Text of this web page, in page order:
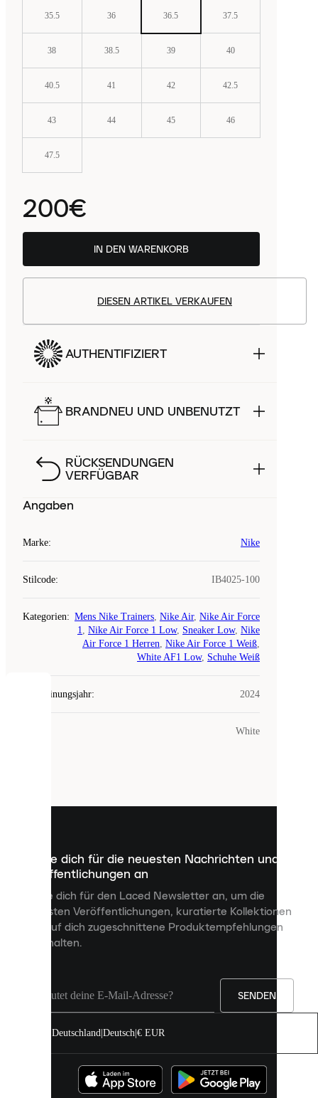
35.5 36 36.5 37.5
38 38.5 39 40
40.5 41 42 42.5
43 44 45 46
47.5
200€
IN DEN WARENKORB
DIESEN ARTIKEL VERKAUFEN
AUTHENTIFIZIERT
BRANDNEU UND UNBENUTZT
RÜCKSENDUNGEN
VERFÜGBAR
Angaben
Marke: Nike
Stilcode: IB4025-100
Kategorien: Mens Nike Trainers, Nike Air, Nike Air Force
1, Nike Air Force 1 Low, Sneaker Low, Nike
Air Force 1 Herren, Nike Air Force 1 Weiß,
White AF1 Low, Schuhe Weiß
Erscheinungsjahr: 2024
White
Melde dich für die neuesten Nachrichten und
Veröffentlichungen an
Melde dich für den Laced Newsletter an, um die
neuesten Veröffentlichungen, kuratierte Kollektionen
und auf dich zugeschnittene Produktempfehlungen
zu erhalten.
SENDEN
Deutschland Deutsch € EUR
COOKIES
kleine
dienen,
Inhalte
anzuzeigen
deine